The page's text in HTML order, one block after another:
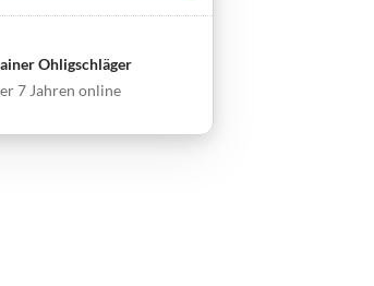
Ohligschläger
7 Jahren online